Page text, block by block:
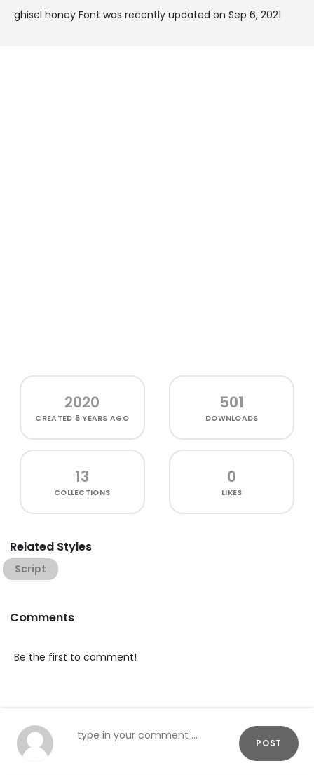
ghisel honey Font was recently updated on Sep 6, 2021
2020
CREATED 5 YEARS AGO
501
DOWNLOADS
13
COLLECTIONS
0
LIKES
Related Styles
Script
Comments
Be the first to comment!
POST